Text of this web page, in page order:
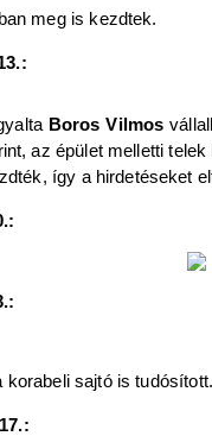
meg is kezdtek.
Boros Vilmos
az épület melletti
így a hirdetéseket
sajtó is tudósított.